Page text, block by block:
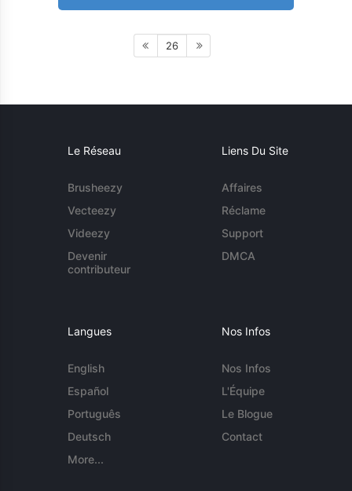
26
Le Réseau
Brusheezy
Vecteezy
Videezy
Devenir
contributeur
Liens Du Site
Affaires
Réclame
Support
DMCA
Langues
English
Español
Português
Deutsch
More...
Nos Infos
Nos Infos
L'Équipe
Le Blogue
Contact